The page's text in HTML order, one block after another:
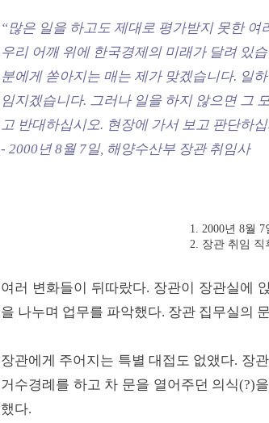
“많은 일을 하고도 제대로 평가받지 못한
우리 어깨 위에 한국경제의 미래가 달려 있
분에게 쏟아지는 매는 제가 맞겠습니다. 일
임지겠습니다. 그러나 일을 하지 않으면 그
고 반대하십시오. 현장에 가서 보고 판단하
- 2000년 8월 7일, 해양수산부 장관 취임사
1. 2000년 8월
2. 장관 취임 직
여러 변화들이 뒤따랐다. 장관이 장관실에
을 나누며 업무를 파악했다. 장관 집무실의
장관에게 주어지는 특별 대접도 없앴다. 장
거수경례를 하고 차 문을 열어주던 의식(?)
했다.